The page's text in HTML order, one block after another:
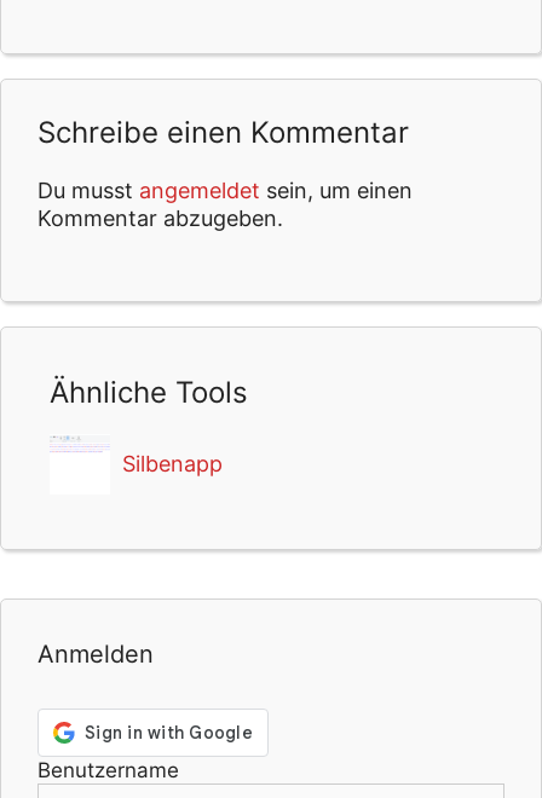
Schreibe einen Kommentar
Du musst angemeldet sein, um einen
Kommentar abzugeben.
Ähnliche Tools
Silbenapp
Anmelden
Benutzername